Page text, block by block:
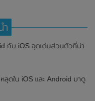
ำ
กับ iOS จุดเด่นส่วนตัวที่น่า
ดใน iOS และ Android มาดู